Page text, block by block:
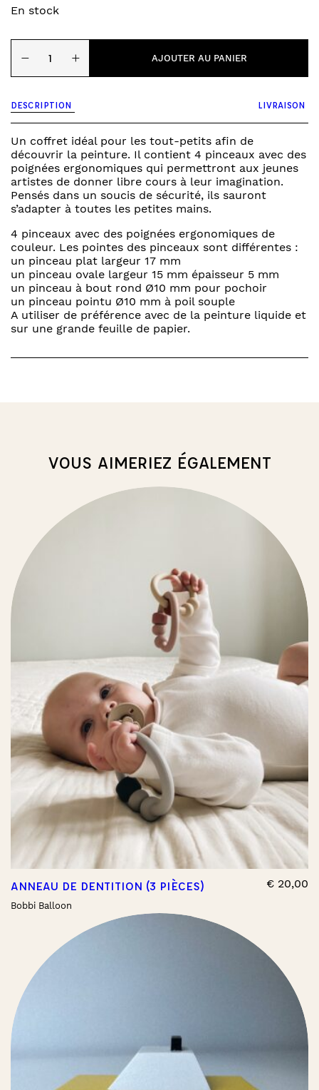
En stock
de
pinceaux
− + AJOUTER AU PANIER
DESCRIPTION LIVRAISON
Un coffret idéal pour les tout-petits afin de
découvrir la peinture. Il contient 4 pinceaux avec des
poignées ergonomiques qui permettront aux jeunes
artistes de donner libre cours à leur imagination.
Pensés dans un soucis de sécurité, ils sauront
s’adapter à toutes les petites mains.
4 pinceaux avec des poignées ergonomiques de
couleur. Les pointes des pinceaux sont différentes :
un pinceau plat largeur 17 mm
un pinceau ovale largeur 15 mm épaisseur 5 mm
un pinceau à bout rond Ø10 mm pour pochoir
un pinceau pointu Ø10 mm à poil souple
A utiliser de préférence avec de la peinture liquide et
sur une grande feuille de papier.
VOUS AIMERIEZ ÉGALEMENT
ANNEAU DE DENTITION (3 PIÈCES)
Bobbi Balloon
€ 20,00